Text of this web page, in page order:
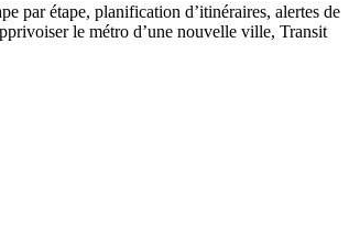
par étape, planification d’itinéraires, alertes de
le métro d’une nouvelle ville, Transit